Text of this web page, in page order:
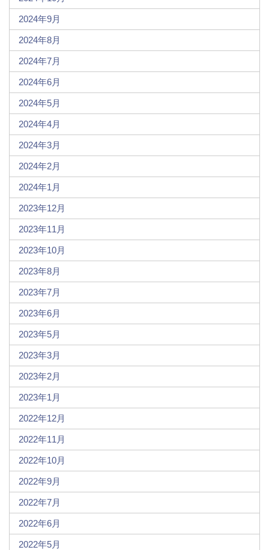
2024年9月
2024年8月
2024年7月
2024年6月
2024年5月
2024年4月
2024年3月
2024年2月
2024年1月
2023年12月
2023年11月
2023年10月
2023年8月
2023年7月
2023年6月
2023年5月
2023年3月
2023年2月
2023年1月
2022年12月
2022年11月
2022年10月
2022年9月
2022年7月
2022年6月
2022年5月